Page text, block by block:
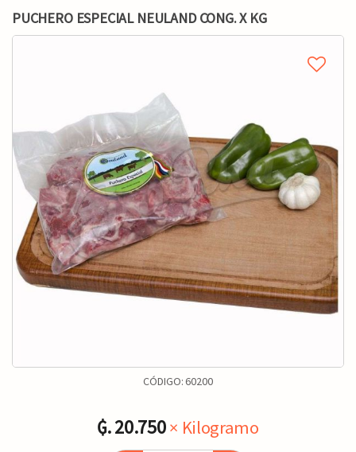
PUCHERO ESPECIAL NEULAND CONG. X KG
CÓDIGO:60200
₲. 20.750× Kilogramo